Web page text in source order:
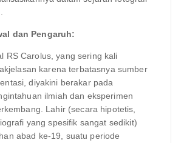
dan Pengaruh:
RS Carolus, yang sering kali
karena terbatasnya sumber
diyakini berakar pada
ilmiah dan eksperimen
Lahir (secara hipotetis,
yang spesifik sangat sedikit)
abad ke-19, suatu periode